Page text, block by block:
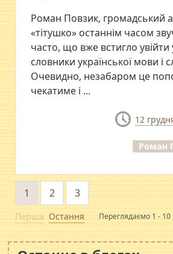
Роман Повзик, громадський
«тітушко» останнім часом
часто, що вже встигло
словники української мови і
Очевидно, незабаром це
чекатиме і ...
12
Роман
Перша
1 2 3
Остання Переглядаємо 1 - 10